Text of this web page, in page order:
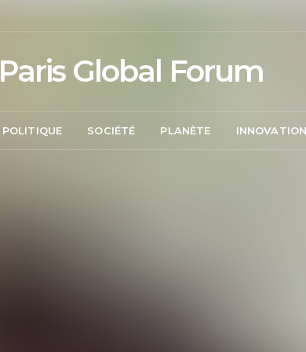
Paris Global Forum
POLITIQUE SOCIÉTÉ PLANÈTE